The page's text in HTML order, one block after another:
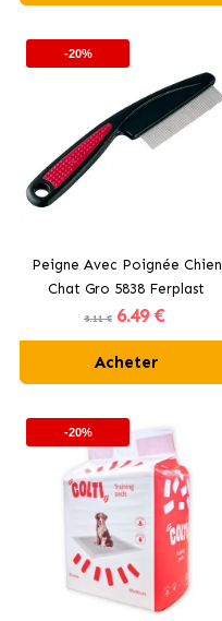
-20%
Peigne Avec Poignée Chien
Chat Gro 5838 Ferplast
8.11 € 6.49 €
Acheter
-20%